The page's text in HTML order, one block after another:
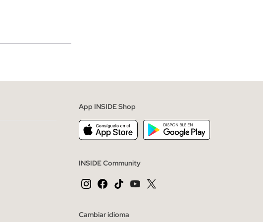
App INSIDE Shop
INSIDE Community
Cambiar idioma